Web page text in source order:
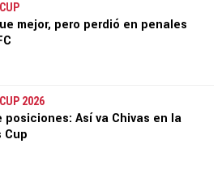
mejor, pero perdió en penales
2026
posiciones: Así va Chivas en la
Cup